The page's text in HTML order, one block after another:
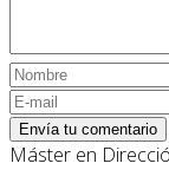
Envía tu comentario
Máster en